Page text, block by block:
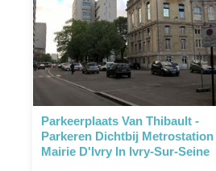
Parkeerplaats Van Thibault -
Parkeren Dichtbij Metrostation
Mairie D'Ivry In Ivry-Sur-Seine